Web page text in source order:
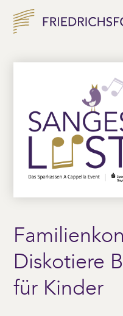
Diskotiere
für Kinder